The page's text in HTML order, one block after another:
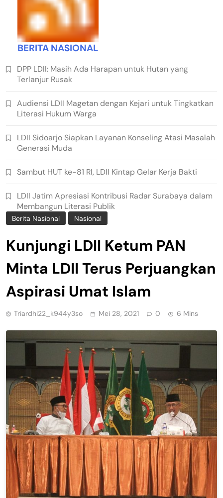
Berita Nasional Nasional
Kunjungi LDII Ketum PAN
Minta LDII Terus Perjuangkan
Aspirasi Umat Islam
Triardhi22_k944y3so Mei 28, 2021 0 6 Mins
BERITA NASIONAL
DPP LDII: Masih Ada Harapan untuk Hutan yang
Terlanjur Rusak
Audiensi LDII Magetan dengan Kejari untuk Tingkatkan
Literasi Hukum Warga
LDII Sidoarjo Siapkan Layanan Konseling Atasi Masalah
Generasi Muda
Sambut HUT ke-81 RI, LDII Kintap Gelar Kerja Bakti
LDII Jatim Apresiasi Kontribusi Radar Surabaya dalam
Membangun Literasi Publik